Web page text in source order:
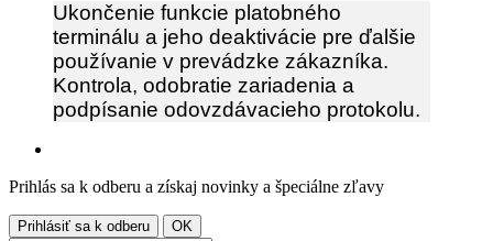
Ukončenie funkcie platobného
terminálu a jeho deaktivácie pre ďalšie
používanie v prevádzke zákazníka.
Kontrola, odobratie zariadenia a
podpísanie odovzdávacieho protokolu.
Prihlás sa k odberu a získaj novinky a špeciálne zľavy